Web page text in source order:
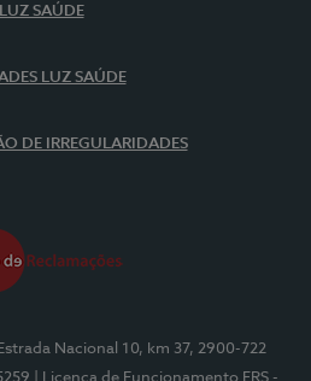
LUZ SAÚDE
LUZ SAÚDE
DE IRREGULARIDADES
Estrada Nacional 10, km 37, 2900-722